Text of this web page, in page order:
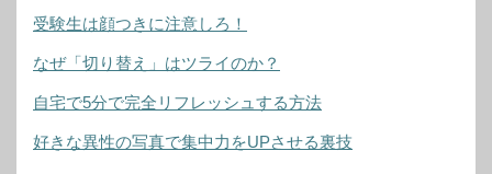
受験生は顔つきに注意しろ！
なぜ「切り替え」はツライのか？
自宅で5分で完全リフレッシュする方法
好きな異性の写真で集中力をUPさせる裏技